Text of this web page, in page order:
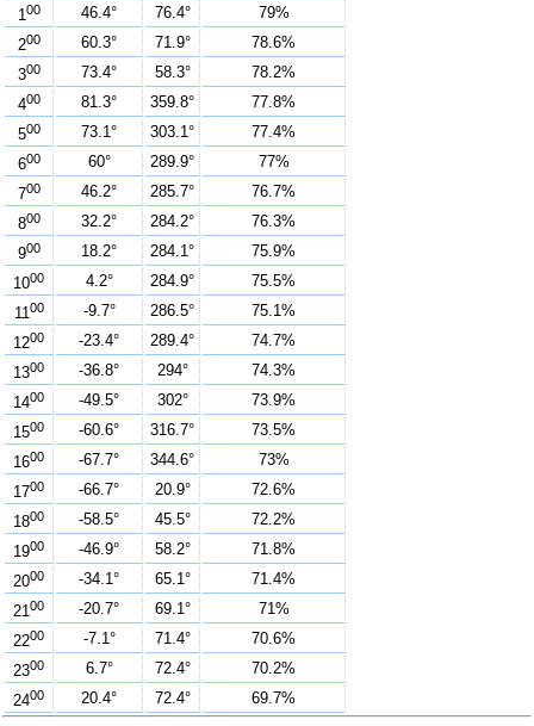
100 46.4° 76.4°
79%
200 60.3° 71.9°
78.6%
300 73.4° 58.3°
78.2%
400 81.3° 359.8°
77.8%
500 73.1° 303.1°
77.4%
600 60° 289.9°
77%
700 46.2° 285.7°
76.7%
800 32.2° 284.2°
76.3%
900 18.2° 284.1°
75.9%
1000 4.2° 284.9°
75.5%
1100 -9.7° 286.5°
75.1%
1200 -23.4° 289.4°
74.7%
1300 -36.8° 294°
74.3%
1400 -49.5° 302°
73.9%
1500 -60.6° 316.7°
73.5%
1600 -67.7° 344.6°
73%
1700 -66.7° 20.9°
72.6%
1800 -58.5° 45.5°
72.2%
1900 -46.9° 58.2°
71.8%
2000 -34.1° 65.1°
71.4%
2100 -20.7° 69.1°
71%
2200 -7.1° 71.4°
70.6%
2300 6.7° 72.4°
70.2%
2400 20.4° 72.4° 69.7%